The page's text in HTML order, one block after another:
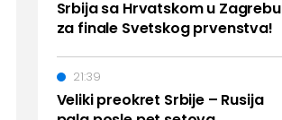
Srbija sa Hrvatskom u Zagrebu
za finale Svetskog prvenstva!
Veliki preokret Srbije – Rusija
21:39